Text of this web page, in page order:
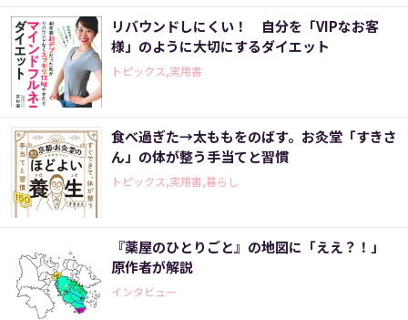
リバウンドしにくい！ 自分を「VIPなお客
様」のように大切にするダイエット
トピックス,実用書
食べ過ぎた→太ももをのばす。お灸堂「すきさ
ん」の体が整う手当てと習慣
トピックス,実用書,暮らし
『薬屋のひとりごと』の地図に「ええ？！」
原作者が解説
インタビュー